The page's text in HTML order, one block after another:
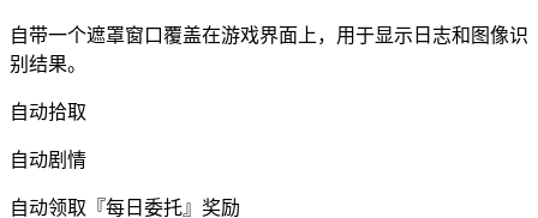
自带一个遮罩窗口覆盖在游戏界面上，用于显示日志和图像识
别结果。
自动拾取
自动剧情
自动领取『每日委托』奖励